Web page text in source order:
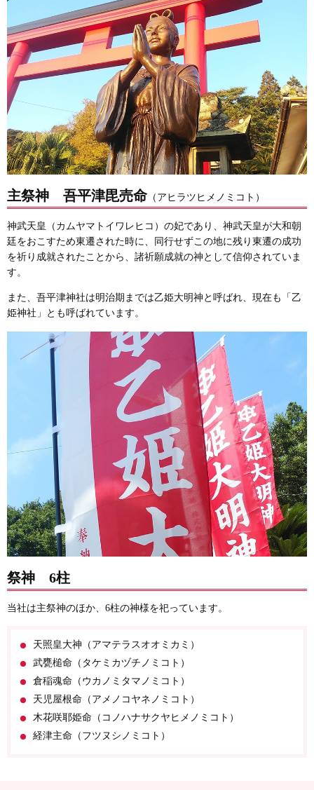
主祭神 吾平津毘売命（アヒラツヒメノミコト）
神武天皇（カムヤマトイワレヒコ）の妃であり、神武天皇が大和朝
廷をおこすため東遷された時に、同行せずこの地に残り東遷の成功
を祈り成就されたことから、諸祈願成就の神として信仰されていま
す。
また、吾平津神社は明治期までは乙姫大明神と呼ばれ、現在も「乙
姫神社」とも呼ばれています。
祭神 6柱
当社は主祭神のほか、6柱の神様を祀っています。
天照皇大神（アマテラスオオミカミ）
武甕槌命（タケミカヅチノミコト）
倉稲魂命（ウカノミタマノミコト）
天児屋根命（アメノコヤネノミコト）
木花咲耶姫命（コノハナサクヤヒメノミコト）
経津主命（フツヌシノミコト）